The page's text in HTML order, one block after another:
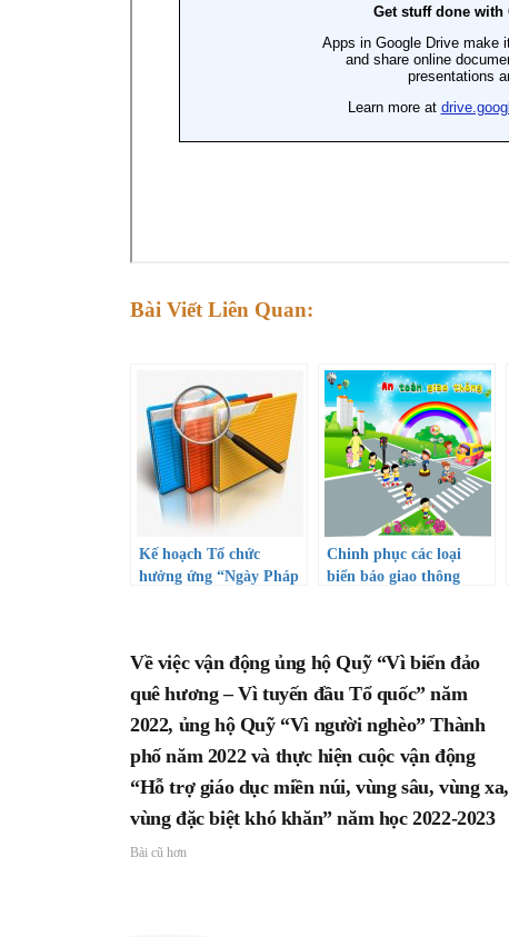
Bài Viết Liên Quan:
Kế hoạch Tổ chức
hưởng ứng “Ngày Pháp
Chinh phục các loại
biển báo giao thông
Về việc vận động ủng hộ Quỹ “Vì biển đảo
quê hương – Vì tuyến đầu Tổ quốc” năm
2022, ủng hộ Quỹ “Vì người nghèo” Thành
phố năm 2022 và thực hiện cuộc vận động
“Hỗ trợ giáo dục miền núi, vùng sâu, vùng xa,
vùng đặc biệt khó khăn” năm học 2022-2023
Bài cũ hơn